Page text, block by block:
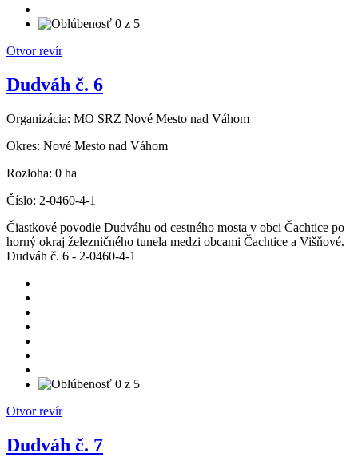
Otvor revír
Dudváh č. 6
Organizácia: MO SRZ Nové Mesto nad Váhom
Okres: Nové Mesto nad Váhom
Rozloha: 0 ha
Číslo: 2-0460-4-1
Čiastkové povodie Dudváhu od cestného mosta v obci Čachtice po
horný okraj železničného tunela medzi obcami Čachtice a Višňové.
Dudváh č. 6 - 2-0460-4-1
Otvor revír
Dudváh č. 7